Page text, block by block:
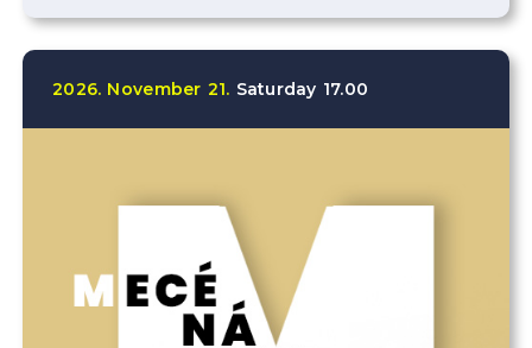
2026. November 21. Saturday 17.00